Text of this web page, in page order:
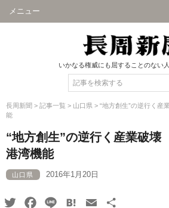
メニュー
いかなる権威にも屈することのない
長周新聞 > 記事一覧 > 山口県 > “地方創生”の逆行く
能
“地方創生”の逆行く産業破
港湾機能
山口県 2016年1月20日
TwitterFacebook
Line HatenaEmail